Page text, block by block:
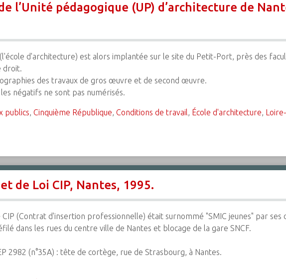
l’Unité pédagogique (UP) d’architecture de
(l'école d'architecture) est alors implantée sur le site du Petit-Port, près des
droit.
des travaux de gros œuvre et de second œuvre.
les négatifs ne sont pas numérisés.
publics, Cinquième République, Conditions de travail, École d'architecture,
de Loi CIP, Nantes, 1995.
CIP (Contrat d'insertion professionnelle) était surnommé "SMIC jeunes" par ses
dans les rues du centre ville de Nantes et blocage de la gare SNCF.
2982 (n°35A) : tête de cortège, rue de Strasbourg, à Nantes.